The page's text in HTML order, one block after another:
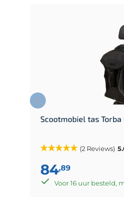
Scootmobiel tas Torba
(2 Reviews)
84,89
Voor 16 uur besteld,